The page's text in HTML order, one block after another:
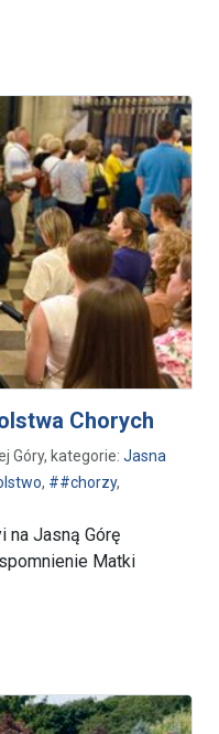
Chorych
Góry, kategorie: Jasna
, ##chorzy,
na Jasną Górę
Matki